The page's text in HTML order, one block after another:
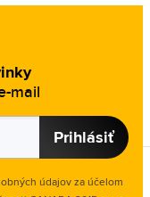
mail
Prihlásiť
údajov za účelom